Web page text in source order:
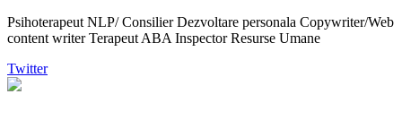
Psihoterapeut NLP/ Consilier Dezvoltare personala Copywriter/Web
content writer Terapeut ABA Inspector Resurse Umane
Twitter